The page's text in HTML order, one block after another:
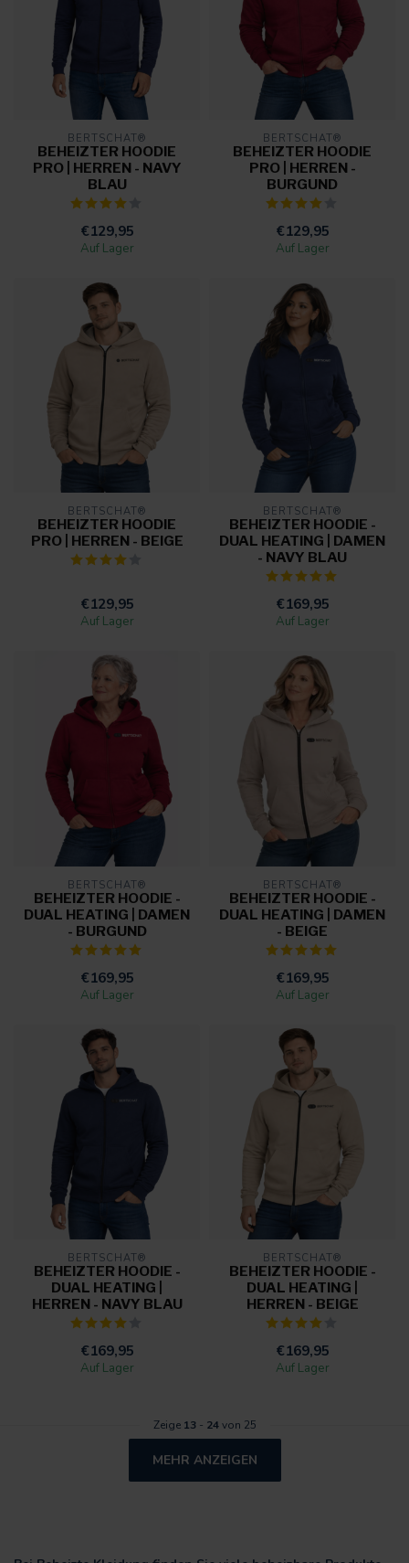
BERTSCHAT®
BEHEIZTER HOODIE
PRO | HERREN - NAVY
BLAU
€129,95
Auf Lager
BERTSCHAT®
BEHEIZTER HOODIE
PRO | HERREN -
BURGUND
€129,95
Auf Lager
BERTSCHAT®
BEHEIZTER HOODIE
PRO | HERREN - BEIGE
€129,95
Auf Lager
BERTSCHAT®
BEHEIZTER HOODIE -
DUAL HEATING | DAMEN
- NAVY BLAU
€169,95
Auf Lager
BERTSCHAT®
BEHEIZTER HOODIE -
DUAL HEATING | DAMEN
- BURGUND
€169,95
Auf Lager
BERTSCHAT®
BEHEIZTER HOODIE -
DUAL HEATING | DAMEN
- BEIGE
€169,95
Auf Lager
BERTSCHAT®
BEHEIZTER HOODIE -
DUAL HEATING |
HERREN - NAVY BLAU
€169,95
Auf Lager
BERTSCHAT®
BEHEIZTER HOODIE -
DUAL HEATING |
HERREN - BEIGE
€169,95
Auf Lager
Zeige 13- 24von 25
MEHR ANZEIGEN